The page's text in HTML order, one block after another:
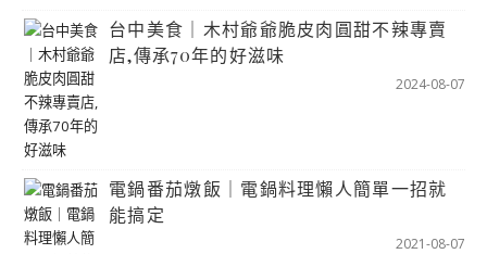
台中美食｜木村爺爺脆皮肉圓甜不辣專賣
店,傳承70年的好滋味
2024-08-07
電鍋番茄燉飯｜電鍋料理懶人簡單一招就
能搞定
2021-08-07